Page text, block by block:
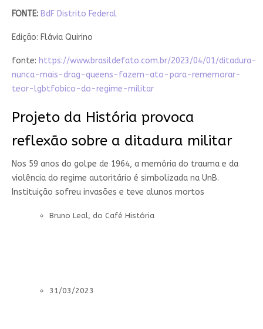
FONTE: BdF Distrito Federal
Edição: Flávia Quirino
fonte: https://www.brasildefato.com.br/2023/04/01/ditadura-
nunca-mais-drag-queens-fazem-ato-para-rememorar-
teor-lgbtfobico-do-regime-militar
Projeto da História provoca
reflexão sobre a ditadura militar
Nos 59 anos do golpe de 1964, a memória do trauma e da
violência do regime autoritário é simbolizada na UnB.
Instituição sofreu invasões e teve alunos mortos
Bruno Leal, do Café História
31/03/2023